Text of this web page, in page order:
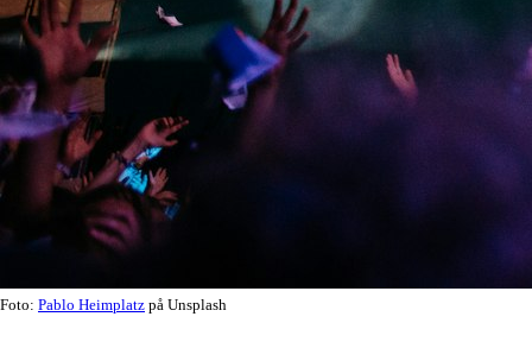
Foto: Pablo Heimplatz på Unsplash